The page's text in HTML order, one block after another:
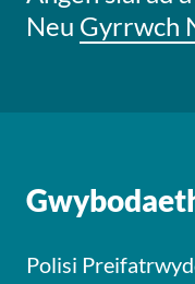
Neu Gyrrwch
Polisi